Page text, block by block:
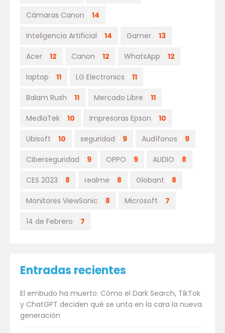
Cámaras Canon 14
Inteligencia Artificial 14 Gamer 13
Acer 12 Canon 12 WhatsApp 12
laptop 11 LG Electronics 11
Balam Rush 11 Mercado Libre 11
MediaTek 10 Impresoras Epson 10
Ubisoft 10 seguridad 9 Audífonos 9
Ciberseguridad 9 OPPO 9 AUDIO 8
CES 2023 8 realme 8 Globant 8
Monitores ViewSonic 8 Microsoft 7
14 de Febrero 7
Entradas recientes
El embudo ha muerto: Cómo el Dark Search, TikTok
y ChatGPT deciden qué se unta en la cara la nueva
generación